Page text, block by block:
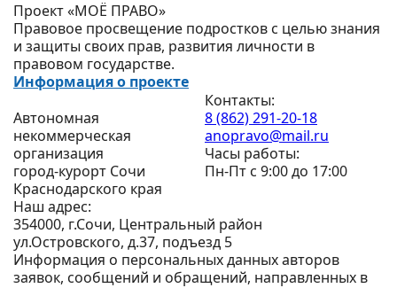
Проект «МОЁ ПРАВО»
Правовое просвещение подростков с целью знания
и защиты своих прав, развития личности в
правовом государстве.
Информация о проекте
Автономная
некоммерческая
организация
город-курорт Сочи
Краснодарского края
Контакты:
8 (862) 291-20-18
anopravo@mail.ru
Часы работы:
Пн-Пт с 9:00 до 17:00
Наш адрес:
354000, г.Сочи, Центральный район
ул.Островского, д.37, подъезд 5
Информация о персональных данных авторов
заявок, сообщений и обращений, направленных в